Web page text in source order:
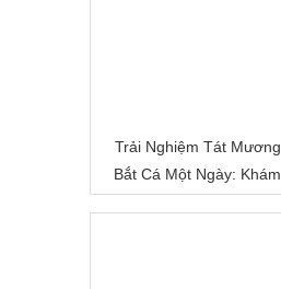
Trải Nghiệm Tát Mương
Bắt Cá Một Ngày: Khám